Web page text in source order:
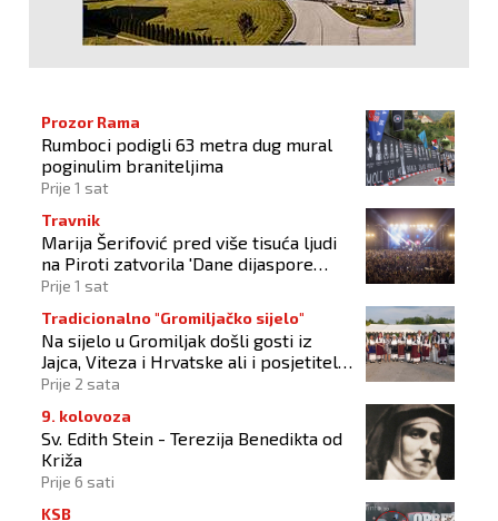
Prozor Rama
Rumboci podigli 63 metra dug mural
poginulim braniteljima
Prije 1 sat
Travnik
Marija Šerifović pred više tisuća ljudi
na Piroti zatvorila 'Dane dijaspore
2026'
Prije 1 sat
Tradicionalno "Gromiljačko sijelo"
Na sijelo u Gromiljak došli gosti iz
Jajca, Viteza i Hrvatske ali i posjetitelji
od Austrije do Australije
Prije 2 sata
9. kolovoza
Sv. Edith Stein - Terezija Benedikta od
Križa
Prije 6 sati
KSB